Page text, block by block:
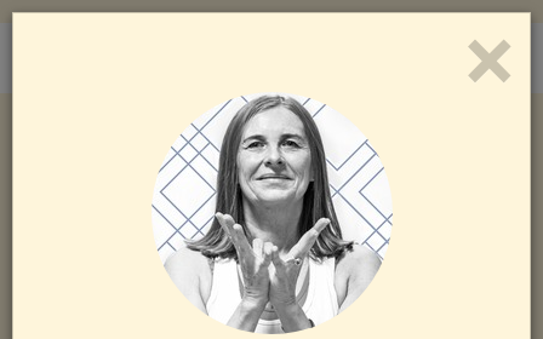
×
Registrácia